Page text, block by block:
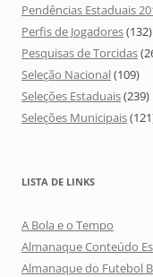
Pendências Estaduais
Perfis de Jogadores(132)
Pesquisas de Torcidas
Seleção Nacional(109)
Seleções Estaduais(239)
Seleções Municipais
LISTA DE LINKS
A Bola e o Tempo
Almanaque Conteúdo
Almanaque do Futebol